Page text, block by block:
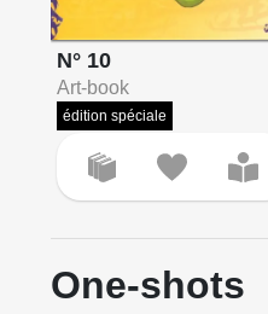
N° 10
Art-book
édition spéciale
One-shots